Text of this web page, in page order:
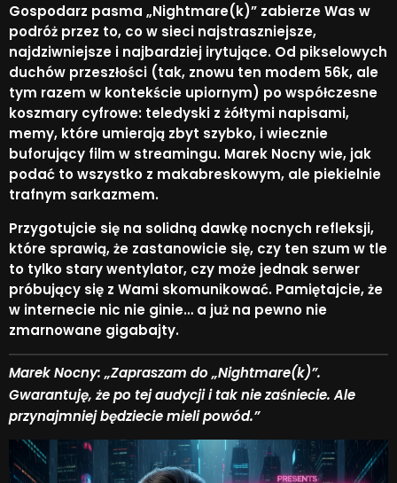
Gospodarz pasma „Nightmare(k)” zabierze Was w
podróż przez to, co w sieci najstraszniejsze,
najdziwniejsze i najbardziej irytujące. Od pikselowych
duchów przeszłości (tak, znowu ten modem 56k, ale
tym razem w kontekście upiornym) po współczesne
koszmary cyfrowe: teledyski z żółtymi napisami,
memy, które umierają zbyt szybko, i wiecznie
buforujący film w streamingu. Marek Nocny wie, jak
podać to wszystko z makabreskowym, ale piekielnie
trafnym sarkazmem.
Przygotujcie się na solidną dawkę nocnych refleksji,
które sprawią, że zastanowicie się, czy ten szum w tle
to tylko stary wentylator, czy może jednak serwer
próbujący się z Wami skomunikować. Pamiętajcie, że
w internecie nic nie ginie… a już na pewno nie
zmarnowane gigabajty.
Marek Nocny: „Zapraszam do „Nightmare(k)”.
Gwarantuję, że po tej audycji i tak nie zaśniecie. Ale
przynajmniej będziecie mieli powód.”